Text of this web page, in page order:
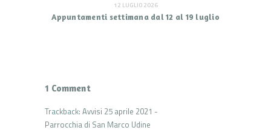
12 LUGLIO 2026
Appuntamenti settimana dal 12 al 19 luglio
1 Comment
Trackback: Avvisi 25 aprile 2021 -
Parrocchia di San Marco Udine